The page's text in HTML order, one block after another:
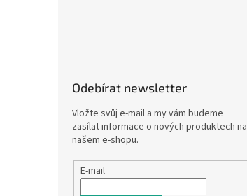
Odebírat newsletter
Vložte svůj e-mail a my vám budeme
zasílat informace o nových produktech na
našem e-shopu.
E-mail